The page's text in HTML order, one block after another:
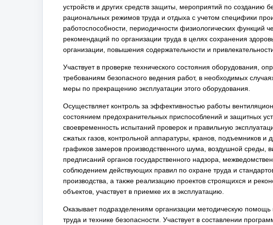
устройств и других средств защиты, мероприятий по созданию
рациональных режимов труда и отдыха с учетом специфики
работоспособности, периодичности физиологических функций
рекомендаций по организации труда в целях сохранения
организации, повышения содержательности и
Участвует в проверке технического состояния оборудования,
требованиям безопасного ведения работ, в необходимых
меры по прекращению эксплуатации этого оборудования.
Осуществляет контроль за эффективностью работы
состоянием предохранительных приспособлений и защитных
своевременность испытаний проверок и правильную
сжатых газов, контрольной аппаратуры, кранов, подъемников и
графиков замеров производственного шума, воздушной среды,
предписаний органов государственного надзора,
соблюдением действующих правил по охране труда и
производства, а также реализацию проектов строящихся и
объектов, участвует в приемке их в эксплуатацию.
Оказывает подразделениям организации методическую помощь
труда и технике безопасности. Участвует в составлении